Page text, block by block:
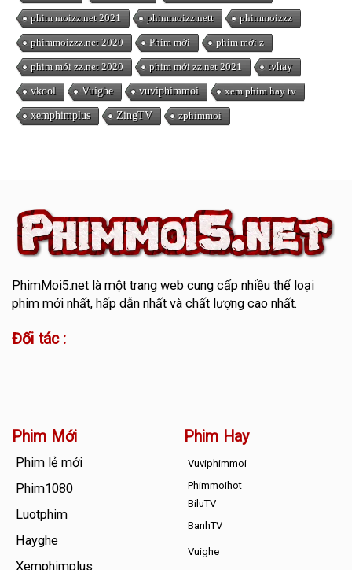
phim moizz.net 2021 phimmoizz.nett phimmoizzz
phimmoizzz.net 2020 Phim mới phim mới z
phim mới zz.net 2020 phim mới zz.net 2021 tvhay
vkool Vuighe vuviphimmoi xem phim hay tv
xemphimplus ZingTV zphimmoi
PhimMoi5.netlà một trang web cung cấp nhiều thể loại
phim mới nhất, hấp dẫn nhất và chất lượng cao nhất.
Đối tác :
Phim Mới
Phim lẻ mới
Phim1080
Luotphim
Hayghe
Xemphimplus
Phim Hay
Vuviphimmoi
Phimmoihot
BiluTV
BanhTV
Vuighe